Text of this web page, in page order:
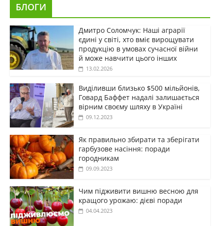
БЛОГИ
Дмитро Соломчук: Наші аграрії
єдині у світі, хто вміє вирощувати
продукцію в умовах сучасної війни
й може навчити цього інших
13.02.2026
Виділивши близько $500 мільйонів,
Говард Баффет надалі залишається
вірним своєму шляху в Україні
09.12.2023
Як правильно збирати та зберігати
гарбузове насіння: поради
городникам
09.09.2023
Чим підживити вишню весною для
кращого урожаю: дієві поради
04.04.2023